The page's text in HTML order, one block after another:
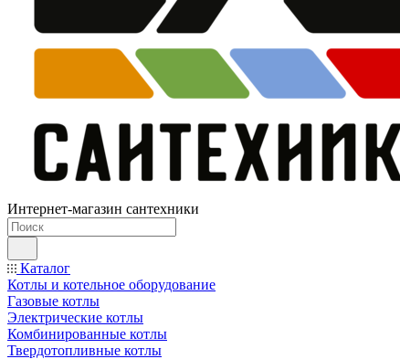
Интернет-магазин сантехники
Каталог
Котлы и котельное оборудование
Газовые котлы
Электрические котлы
Комбинированные котлы
Твердотопливные котлы